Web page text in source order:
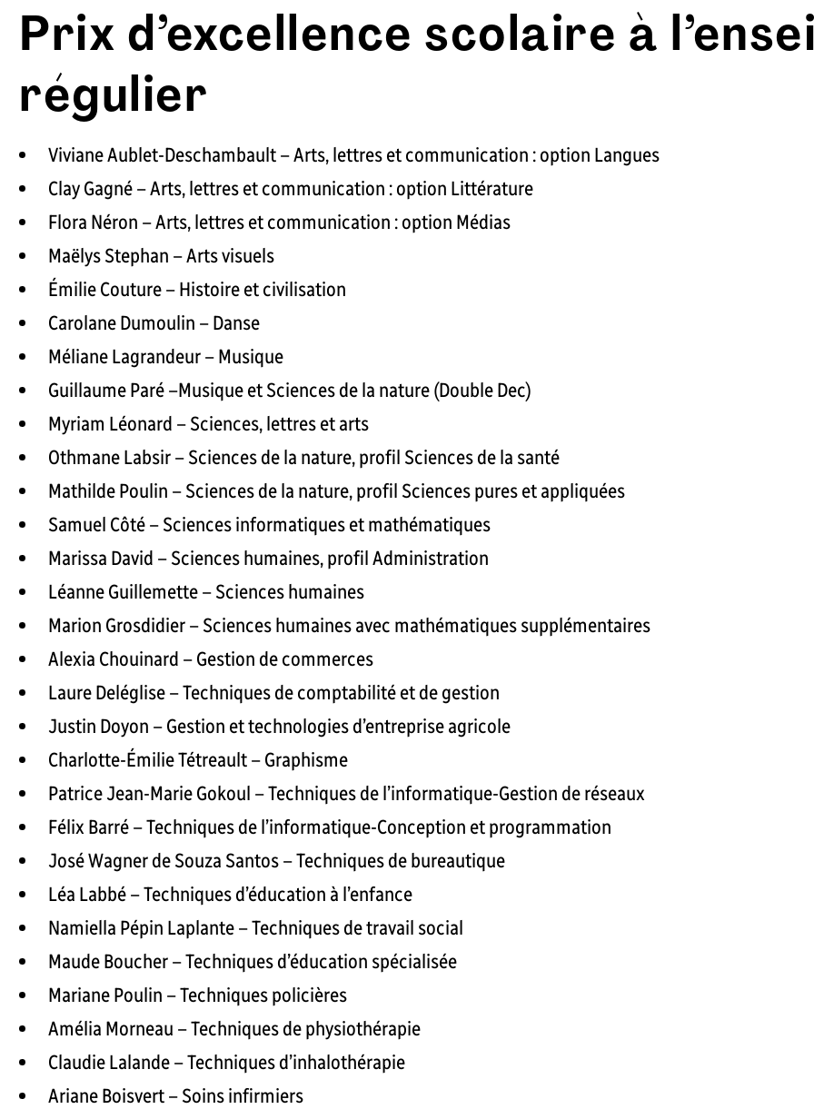
Prix d’excellence scolaire à
régulier
Viviane Aublet-Deschambault – Arts, lettres et communication : option Langues
Clay Gagné – Arts, lettres et communication : option Littérature
Flora Néron – Arts, lettres et communication : option Médias
Maëlys Stephan – Arts visuels
Émilie Couture – Histoire et civilisation
Carolane Dumoulin – Danse
Méliane Lagrandeur – Musique
Guillaume Paré –Musique et Sciences de la nature (Double Dec)
Myriam Léonard – Sciences, lettres et arts
Othmane Labsir – Sciences de la nature, profil Sciences de la santé
Mathilde Poulin – Sciences de la nature, profil Sciences pures et appliquées
Samuel Côté – Sciences informatiques et mathématiques
Marissa David – Sciences humaines, profil Administration
Léanne Guillemette – Sciences humaines
Marion Grosdidier – Sciences humaines avec mathématiques supplémentaires
Alexia Chouinard – Gestion de commerces
Laure Deléglise – Techniques de comptabilité et de gestion
Justin Doyon – Gestion et technologies d’entreprise agricole
Charlotte-Émilie Tétreault – Graphisme
Patrice Jean-Marie Gokoul – Techniques de l’informatique-Gestion de réseaux
Félix Barré – Techniques de l’informatique-Conception et programmation
José Wagner de Souza Santos – Techniques de bureautique
Léa Labbé – Techniques d’éducation à l’enfance
Namiella Pépin Laplante – Techniques de travail social
Maude Boucher – Techniques d’éducation spécialisée
Mariane Poulin – Techniques policières
Amélia Morneau – Techniques de physiothérapie
Claudie Lalande – Techniques d’inhalothérapie
Ariane Boisvert – Soins infirmiers